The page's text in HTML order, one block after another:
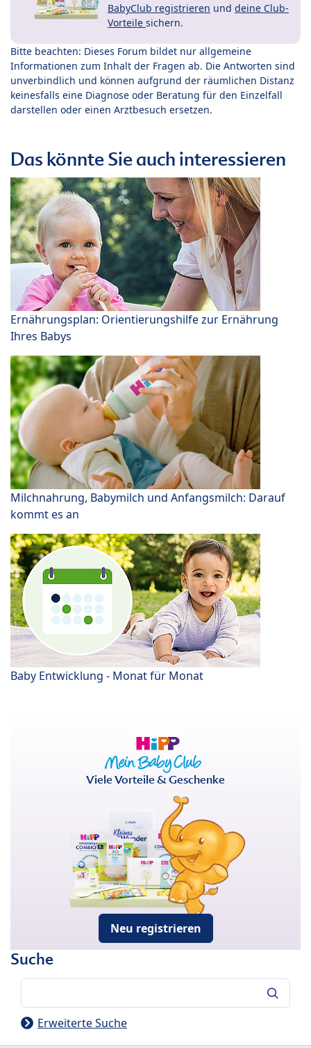
BabyClub registrieren und deine Club-
Vorteile sichern.
Bitte beachten: Dieses Forum bildet nur allgemeine
Informationen zum Inhalt der Fragen ab. Die Antworten sind
unverbindlich und können aufgrund der räumlichen Distanz
keinesfalls eine Diagnose oder Beratung für den Einzelfall
darstellen oder einen Arztbesuch ersetzen.
Das könnte Sie auch interessieren
Ernährungsplan: Orientierungshilfe zur Ernährung
Ihres Babys
Milchnahrung, Babymilch und Anfangsmilch: Darauf
kommt es an
Baby Entwicklung - Monat für Monat
Viele Vorteile & Geschenke
Neu registrieren
Suche
Erweiterte Suche